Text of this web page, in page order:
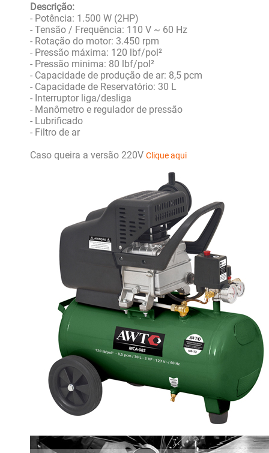
Descrição:
- Potência: 1.500 W (2HP)
- Tensão / Frequência: 110 V ~ 60 Hz
- Rotação do motor: 3.450 rpm
- Pressão máxima: 120 lbf/pol²
- Pressão minima: 80 lbf/pol²
- Capacidade de produção de ar: 8,5 pcm
- Capacidade de Reservatório: 30 L
- Interruptor liga/desliga
- Manômetro e regulador de pressão
- Lubrificado
- Filtro de ar
Caso queira a versão 220V Clique aqui